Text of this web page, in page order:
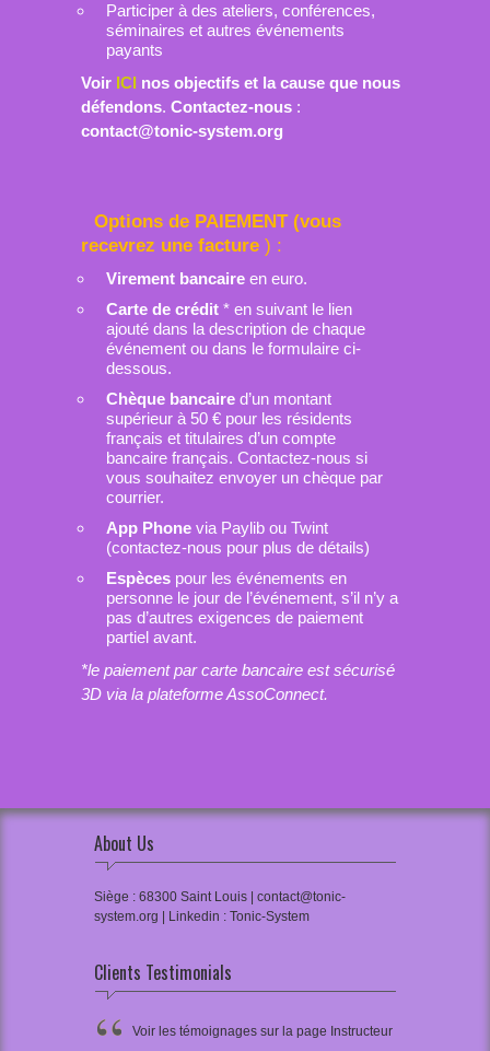
Participer à des ateliers, conférences,
séminaires et autres événements
payants
Voir ICI nos objectifs et la cause que nous
défendons. Contactez-nous :
contact@tonic-system.org
Options de PAIEMENT (vous
recevrez une facture ) :
Virement bancaire en euro.
Carte de crédit * en suivant le lien
ajouté dans la description de chaque
événement ou dans le formulaire ci-
dessous.
Chèque bancaire d’un montant
supérieur à 50 € pour les résidents
français et titulaires d’un compte
bancaire français. Contactez-nous si
vous souhaitez envoyer un chèque par
courrier.
App Phone via Paylib ou Twint
(contactez-nous pour plus de détails)
Espèces pour les événements en
personne le jour de l’événement, s’il n’y a
pas d’autres exigences de paiement
partiel avant.
*le paiement par carte bancaire est sécurisé
3D via la plateforme AssoConnect.
About Us
Siège : 68300 Saint Louis | contact@tonic-
system.org | Linkedin : Tonic-System
Clients Testimonials
Voir les témoignages sur la page Instructeur